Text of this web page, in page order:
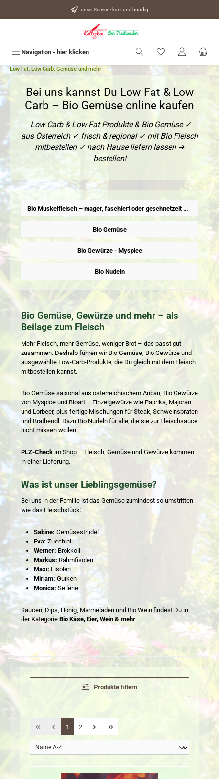
unser Service - kurz und bündig
Navigation - hier klicken Du hast 0
Low Fat, Low Carb, Gemüse und mehr
Bei uns kannst Du Low Fat & Low
Carb – Bio Gemüse online kaufen
Low Carb & Low Fat Produkte & Bio Gemüse ✓
aus Österreich ✓ frisch & regional ✓ mit Bio Fleisch
mitbestellen ✓ nach Hause liefern lassen ➜
bestellen!
Bio Muskelfleisch – mager, faschiert oder geschnetzelt & portioniert
Bio Gemüse
Bio Gewürze - Myspice
Bio Nudeln
Bio Gemüse, Gewürze und mehr – als
Beilage zum Fleisch
Mehr Fleisch, mehr Gemüse, weniger Brot – das passt gut
zusammen. Deshalb führen wir Bio Gemüse, Bio Gewürze und
ausgewählte Low-Carb-Produkte, die Du gleich mit dem Fleisch
mitbestellen kannst.
Bio Gemüse saisonal aus österreichischem Anbau, Bio Gewürze
von Myspice und Bioart – Einzelgewürze wie Paprika, Majoran
und Lorbeer, plus fertige Mischungen für Steak, Schweinsbraten
und Brathendl. Dazu Bio Nudeln für alle, die sie zur Fleischsauce
nicht missen wollen.
PLZ-Check im Shop – Fleisch, Gemüse und Gewürze kommen
in einer Lieferung.
Was ist unser Lieblingsgemüse?
Bei uns in der Familie ist das Gemüse zumindest so umstritten
wie das Fleischstück:
Sabine: Gemüsestrudel
Eva: Zucchini
Werner: Brokkoli
Markus:Rahmfisolen
Maxi: Fisolen
Miriam: Gurken
Monica: Sellerie
Saucen, Dips, Honig, Marmeladen und Bio Wein findest Du in
der Kategorie Bio Käse, Eier, Wein & mehr.
Produkte filtern
Seite
1 Seite
2